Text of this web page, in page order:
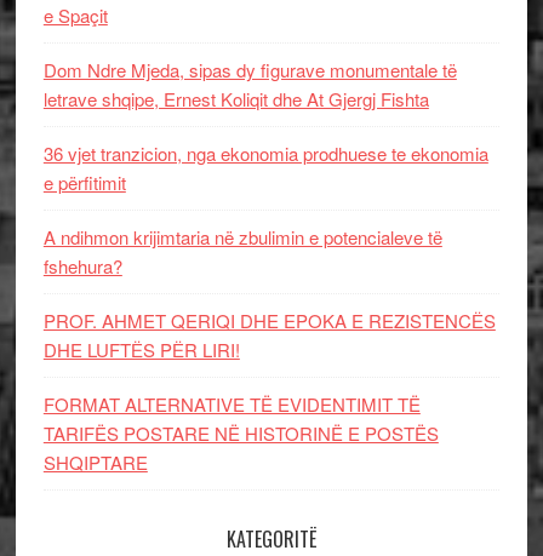
e Spaçit
Dom Ndre Mjeda, sipas dy figurave monumentale të
letrave shqipe, Ernest Koliqit dhe At Gjergj Fishta
36 vjet tranzicion, nga ekonomia prodhuese te ekonomia
e përfitimit
A ndihmon krijimtaria në zbulimin e potencialeve të
fshehura?
PROF. AHMET QERIQI DHE EPOKA E REZISTENCЁS
DHE LUFTЁS PЁR LIRI!
FORMAT ALTERNATIVE TË EVIDENTIMIT TË
TARIFËS POSTARE NË HISTORINË E POSTËS
SHQIPTARE
KATEGORITË